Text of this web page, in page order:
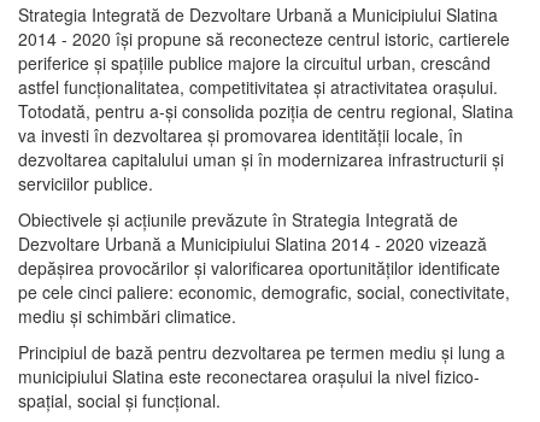
Strategia Integrată de Dezvoltare Urbană a Municipiului Slatina
2014 - 2020 își propune să reconecteze centrul istoric, cartierele
periferice şi spaţiile publice majore la circuitul urban, crescând
astfel funcţionalitatea, competitivitatea şi atractivitatea oraşului.
Totodată, pentru a-şi consolida poziţia de centru regional, Slatina
va investi în dezvoltarea şi promovarea identităţii locale, în
dezvoltarea capitalului uman şi în modernizarea infrastructurii şi
serviciilor publice.
Obiectivele şi acţiunile prevăzute în Strategia Integrată de
Dezvoltare Urbană a Municipiului Slatina 2014 - 2020 vizează
depășirea provocărilor şi valorificarea oportunităţilor identificate
pe cele cinci paliere: economic, demografic, social, conectivitate,
mediu şi schimbări climatice.
Principiul de bază pentru dezvoltarea pe termen mediu şi lung a
municipiului Slatina este reconectarea oraşului la nivel fizico-
spaţial, social şi funcţional.